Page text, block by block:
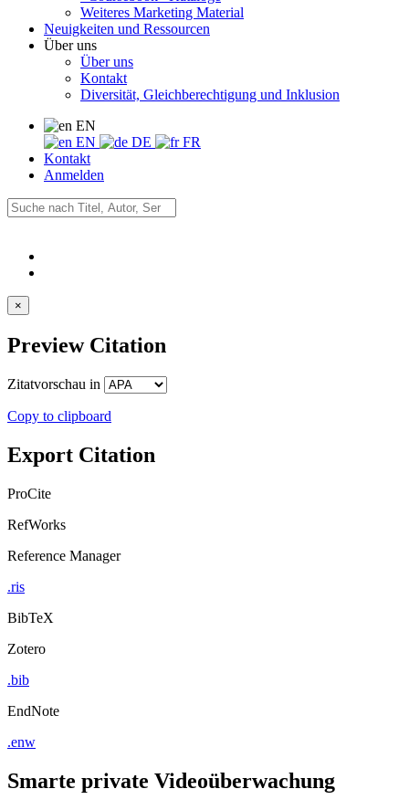
Weiteres Marketing Material
Neuigkeiten und Ressourcen
Über uns
Über uns
Kontakt
Diversität, Gleichberechtigung und Inklusion
EN
EN
DE
FR
Kontakt
Anmelden
×
Preview Citation
Zitatvorschau in
Copy to clipboard
Export Citation
ProCite
RefWorks
Reference Manager
.ris
BibTeX
Zotero
.bib
EndNote
.enw
Smarte private Videoüberwachung